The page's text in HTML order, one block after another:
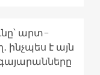
արտ-
ինչպես է այն